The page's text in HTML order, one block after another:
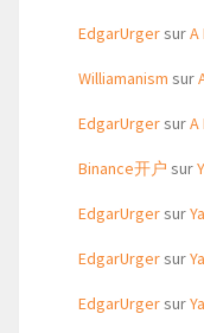
EdgarUrgersurA
Williamanism sur
EdgarUrgersurA
Binance开户 sur
EdgarUrgersur
EdgarUrgersur
EdgarUrgersur